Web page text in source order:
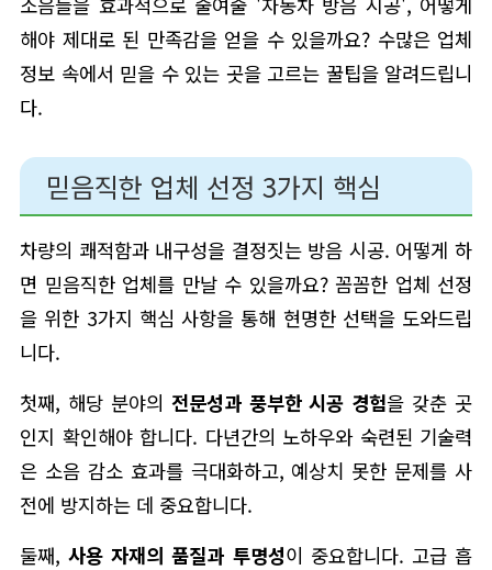
해야 제대로 된 만족감을 얻을 수 있을까요? 수많은 업체
정보 속에서 믿을 수 있는 곳을 고르는 꿀팁을 알려드립니
다.
믿음직한 업체 선정 3가지 핵심
차량의 쾌적함과 내구성을 결정짓는 방음 시공. 어떻게 하
면 믿음직한 업체를 만날 수 있을까요? 꼼꼼한 업체 선정
을 위한 3가지 핵심 사항을 통해 현명한 선택을 도와드립
니다.
첫째, 해당 분야의 전문성과 풍부한 시공 경험을 갖춘 곳
인지 확인해야 합니다. 다년간의 노하우와 숙련된 기술력
은 소음 감소 효과를 극대화하고, 예상치 못한 문제를 사
전에 방지하는 데 중요합니다.
둘째,사용 자재의 품질과 투명성이 중요합니다. 고급 흡